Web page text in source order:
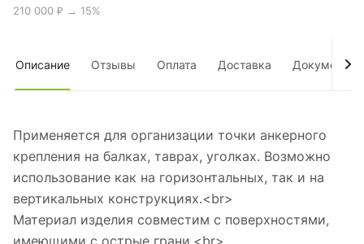
210 000 ₽ → 15%
Описание Отзывы Оплата Доставка Документы
Применяется для организации точки анкерного
крепления на балках, таврах, уголках. Возможно
использование как на горизонтальных, так и на
вертикальных конструкциях.<br>
Материал изделия совместим с поверхностями,